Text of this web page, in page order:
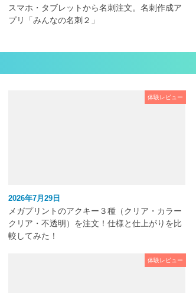
スマホ・タブレットから名刺注文。名刺作成ア
プリ「みんなの名刺２」
体験レビュー
2026年7月29日
メガプリントのアクキー３種（クリア・カラー
クリア・不透明）を注文！仕様と仕上がりを比
較してみた！
体験レビュー